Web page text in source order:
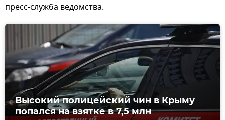
пресс-служба ведомства.
Высокий полицейский чин в Крыму
попался на взятке в 7,5 млн